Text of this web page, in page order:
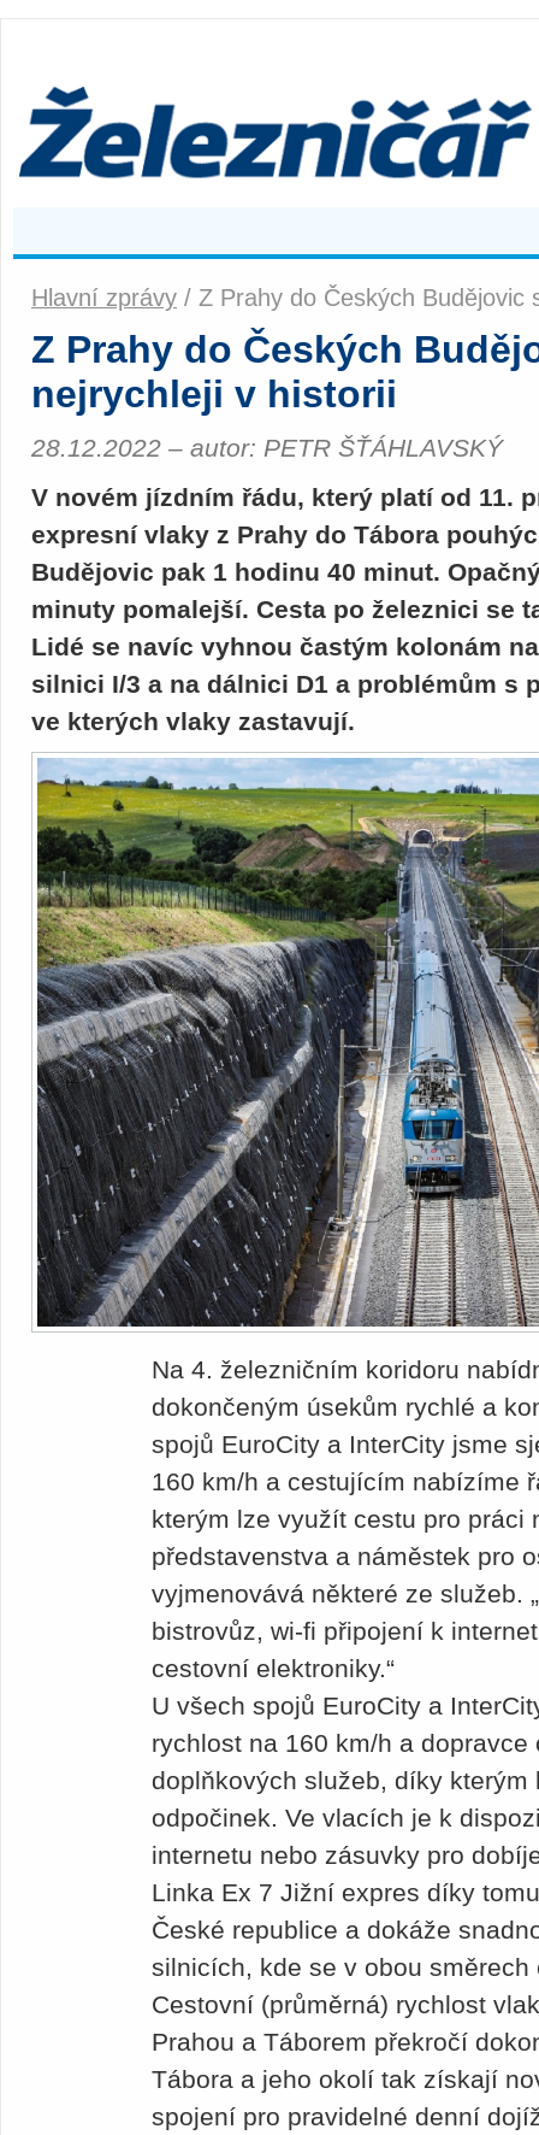
Hlavní zprávy / Z Prahy do Českých Budějovic
Z Prahy do Českých
nejrychleji v historii
28.12.2022 – autor: PETR ŠŤÁHLAVSKÝ
V novém jízdním řádu, který platí od 11.
expresní vlaky z Prahy do Tábora
Budějovic pak 1 hodinu 40 minut.
minuty pomalejší. Cesta po železnici se
Lidé se navíc vyhnou častým kolonám
silnici I/3 a na dálnici D1 a problémům s
ve kterých vlaky zastavují.
Na 4. železničním koridoru
dokončeným úsekům rychlé a
spojů EuroCity a InterCity jsme
160 km/h a cestujícím nabízíme
kterým lze využít cestu pro práci
představenstva a náměstek pro
vyjmenovává některé ze služeb.
bistrovůz, wi-fi připojení k
cestovní elektroniky.“
U všech spojů EuroCity a
rychlost na 160 km/h a
doplňkových služeb, díky
odpočinek. Ve vlacích je k
internetu nebo zásuvky pro
Linka Ex 7 Jižní expres díky
České republice a dokáže
silnicích, kde se v obou
Cestovní (průměrná) rychlost
Prahou a Táborem překročí
Tábora a jeho okolí tak získají
spojení pro pravidelné denní